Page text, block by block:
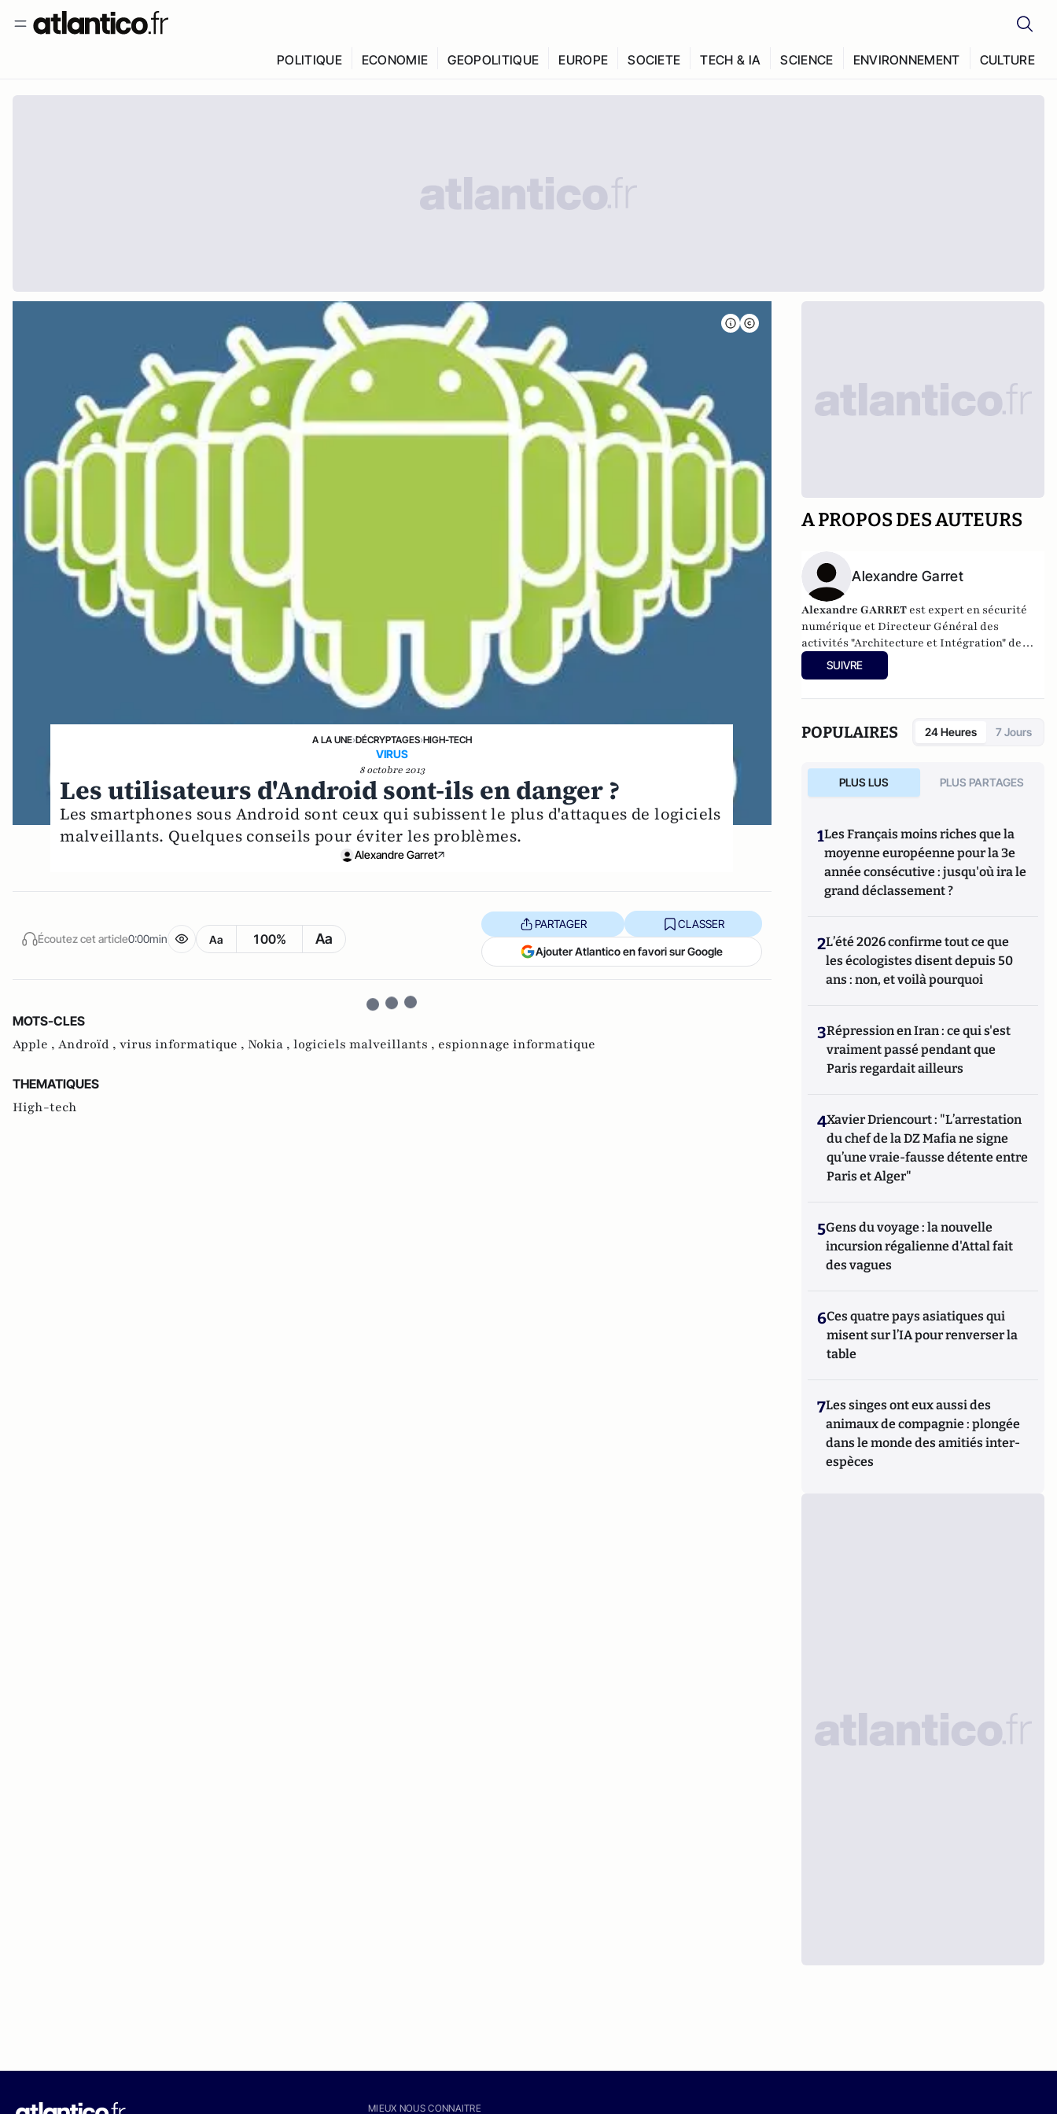
POLITIQUE ECONOMIE GEOPOLITIQUE EUROPE SOCIETE TECH & IA SCIENCE ENVIRONNEMENT CULTURE
A LA UNE›DÉCRYPTAGES›HIGH-TECH
VIRUS
8 octobre 2013
Les utilisateurs d'Android sont-ils en danger ?
Les smartphones sous Android sont ceux qui subissent le plus d'attaques de logiciels
malveillants. Quelques conseils pour éviter les problèmes.
Alexandre Garret
Écoutez cet article0:00min Aa 100% Aa
PARTAGER CLASSER
Ajouter Atlantico en favori sur Google
MOTS-CLES
Apple , Androïd , virus informatique , Nokia , logiciels malveillants , espionnage informatique
THEMATIQUES
High-tech
A PROPOS DES AUTEURS
Alexandre Garret
Alexandre GARRET est expert en sécurité
numérique et Directeur Général des
activités "Architecture et Intégration" de
ATHEOS, société spécialisée en gestion des
risques et sécurité de l’information.
SUIVRE
POPULAIRES 24 Heures 7 Jours
PLUS LUS PLUS PARTAGES
1Les Français moins riches que la
moyenne européenne pour la 3e
année consécutive : jusqu'où ira le
grand déclassement ?
2L’été 2026 confirme tout ce que
les écologistes disent depuis 50
ans : non, et voilà pourquoi
3Répression en Iran : ce qui s'est
vraiment passé pendant que
Paris regardait ailleurs
4Xavier Driencourt : "L’arrestation
du chef de la DZ Mafia ne signe
qu’une vraie-fausse détente entre
Paris et Alger"
5Gens du voyage : la nouvelle
incursion régalienne d'Attal fait
des vagues
6Ces quatre pays asiatiques qui
misent sur l’IA pour renverser la
table
7Les singes ont eux aussi des
animaux de compagnie : plongée
dans le monde des amitiés inter-
espèces
MIEUX NOUS CONNAITRE